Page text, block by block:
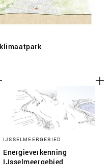
IJSSELMEERGEBIED
Energieverkenning
IJsselmeergebied